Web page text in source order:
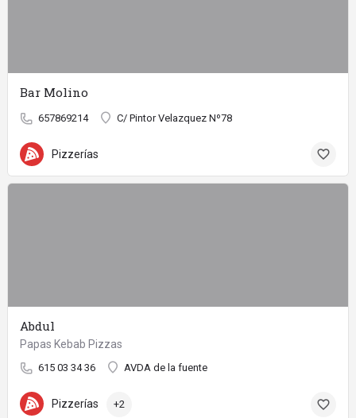
Bar Molino
657869214 C/ Pintor Velazquez Nº78
Pizzerías
Abdul
Papas Kebab Pizzas
615 03 34 36 AVDA de la fuente
Pizzerías +2